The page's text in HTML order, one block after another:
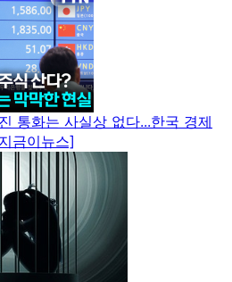
통화는 사실상 없다...한국 경제
금이뉴스]